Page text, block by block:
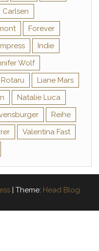
Carlsen
Forever
Impress
Indie
Wolf
Rotaru
Liane Mars
Natalie Luca
Reihe
Valentina Fast
Theme: Head Blog